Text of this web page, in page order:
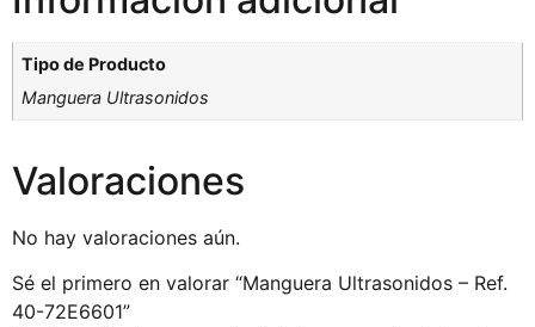
Tipo de Producto
Manguera Ultrasonidos
Valoraciones
No hay valoraciones aún.
Sé el primero en valorar “Manguera Ultrasonidos – Ref.
40-72E6601”